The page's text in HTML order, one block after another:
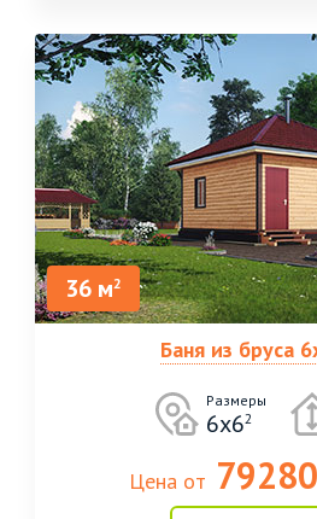
36 м2
Баня из бруса
Размеры
6х62
Цена от